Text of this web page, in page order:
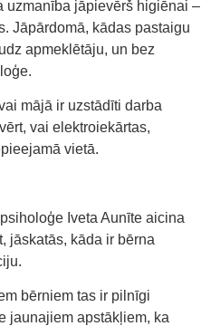
uzmanība jāpievērš higiēnai –
Jāpārdomā, kādas pastaigu
apmeklētāju, un bez
mājā ir uzstādīti darba
vai elektroiekārtas,
vietā.
Iveta Aunīte aicina
jāskatās, kāda ir bērna
bērniem tas ir pilnīgi
jaunajiem apstākļiem, ka